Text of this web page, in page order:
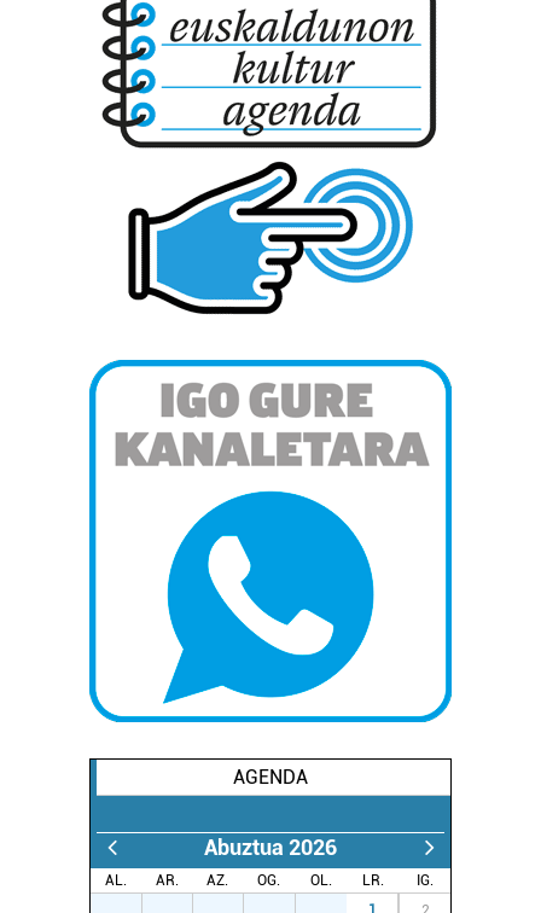
AGENDA
Abuztua 2026
AL. AR. AZ. OG. OL. LR.
IG.